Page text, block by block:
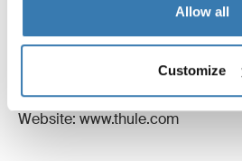
Allow all
Customize
Registreret varemærke: Thule
Producentens navn: Thule Sverige
Producentens adresse:
E-mail: support@thule.com
Website: www.thule.com